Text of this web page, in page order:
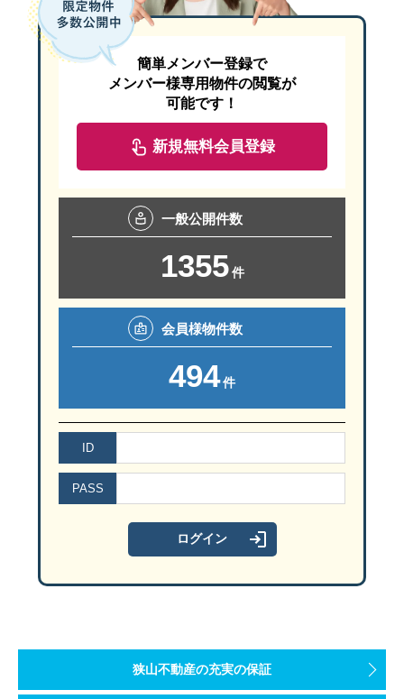
簡単メンバー登録で
メンバー様専用物件の閲覧が
可能です！
新規無料会員登録
一般公開件数
1355 件
会員様物件数
494件
ID
PASS
狭山不動産の充実の保証